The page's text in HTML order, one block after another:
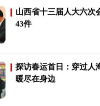
山西省十三届人大六次
43件
探访春运首日：穿过人
暖尽在身边